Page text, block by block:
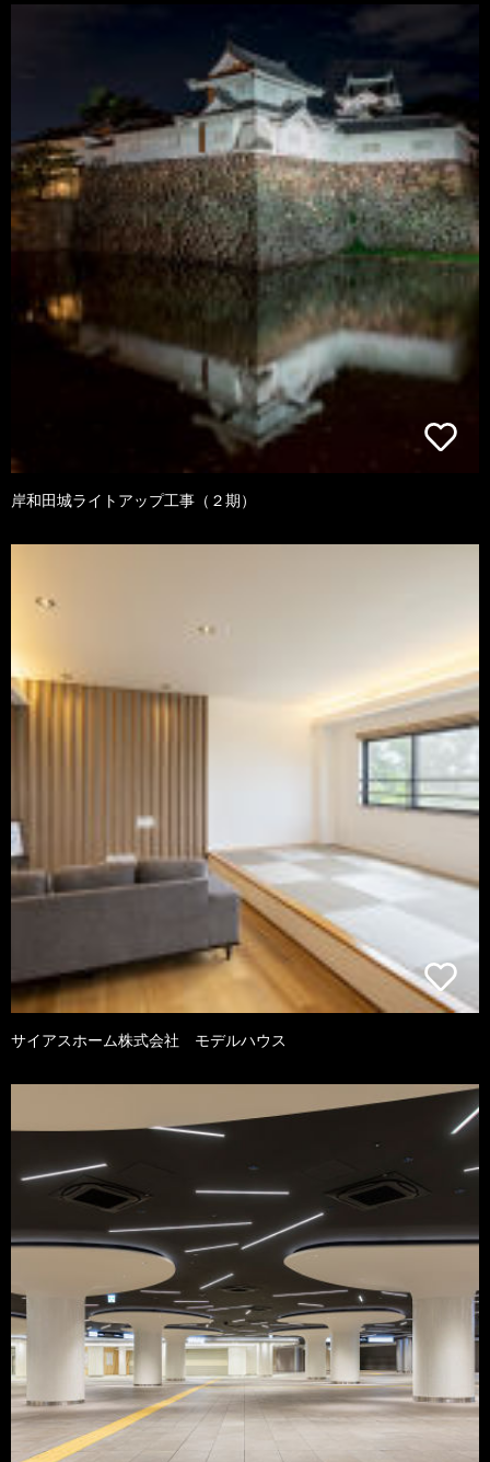
岸和田城ライトアップ工事（２期）
サイアスホーム株式会社 モデルハウス